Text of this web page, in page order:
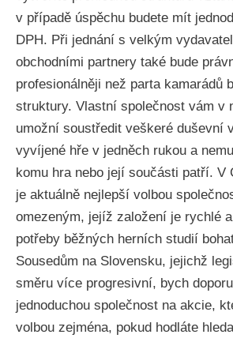
v případě úspěchu budete mít
DPH. Při jednání s velkým
obchodními partnery také bude
profesionálněji než parta kamarádů
struktury. Vlastní společnost vám v
umožní soustředit veškeré duševní
vyvíjené hře v jedněch rukou a
komu hra nebo její součásti patří. V
je aktuálně nejlepší volbou
omezeným, jejíž založení je rychlé
potřeby běžných herních studií
Sousedům na Slovensku, jejichž
směru více progresivní, bych
jednoduchou společnost na akcie,
volbou zejména, pokud hodláte